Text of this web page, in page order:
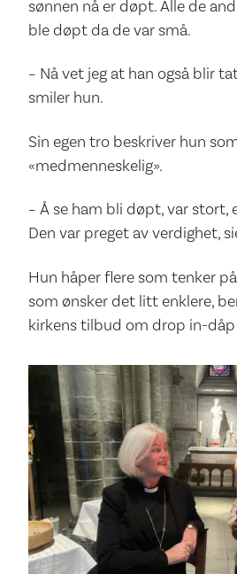
sønnen nå er døpt. Alle de
ble døpt da de var små.
– Nå vet jeg at han også blir
smiler hun.
Sin egen tro beskriver hun
«medmenneskelig».
– Å se ham bli døpt, var stort,
Den var preget av verdighet,
Hun håper flere som tenker
som ønsker det litt enklere,
kirkens tilbud om drop in-dåp